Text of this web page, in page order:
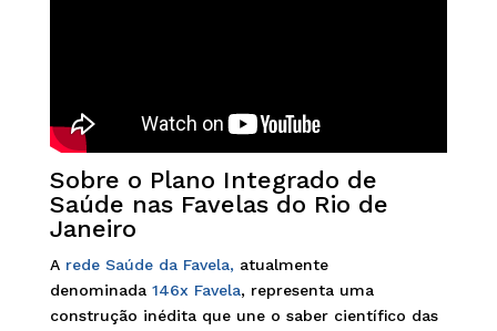
Sobre o Plano Integrado de
Saúde nas Favelas do Rio de
Janeiro
A rede Saúde da Favela, atualmente
denominada 146x Favela, representa uma
construção inédita que une o saber científico das